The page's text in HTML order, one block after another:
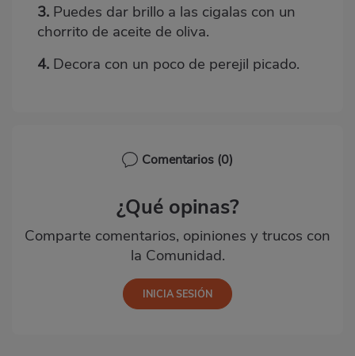
3. Puedes dar brillo a las cigalas con un
chorrito de aceite de oliva.
4. Decora con un poco de perejil picado.
Comentarios (0)
¿Qué opinas?
Comparte comentarios, opiniones y trucos con
la Comunidad.